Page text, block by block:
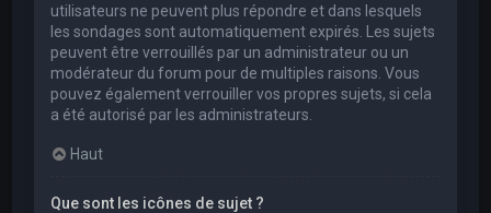
utilisateurs ne peuvent plus répondre et dans lesquels
les sondages sont automatiquement expirés. Les sujets
peuvent être verrouillés par un administrateur ou un
modérateur du forum pour de multiples raisons. Vous
pouvez également verrouiller vos propres sujets, si cela
a été autorisé par les administrateurs.
Haut
Que sont les icônes de sujet ?